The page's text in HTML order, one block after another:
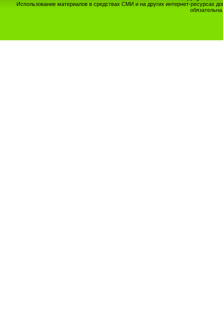
Использование материалов в средствах СМИ и на других интернет-ресурсах
обязательна.